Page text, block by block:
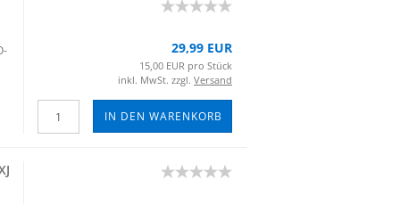
29,99 EUR
15,00 EUR pro Stück
inkl. MwSt. zzgl. Versand
IN DEN WARENKORB